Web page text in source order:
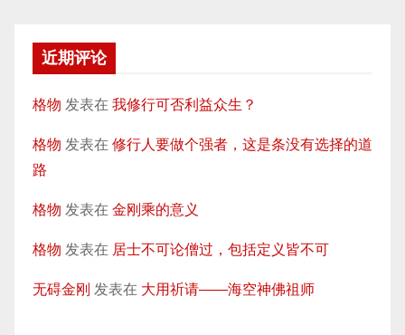
近期评论
格物 发表在 我修行可否利益众生？
格物 发表在 修行人要做个强者，这是条没有选择的道
路
格物 发表在 金刚乘的意义
格物 发表在 居士不可论僧过，包括定义皆不可
无碍金刚 发表在 大用祈请——海空神佛祖师